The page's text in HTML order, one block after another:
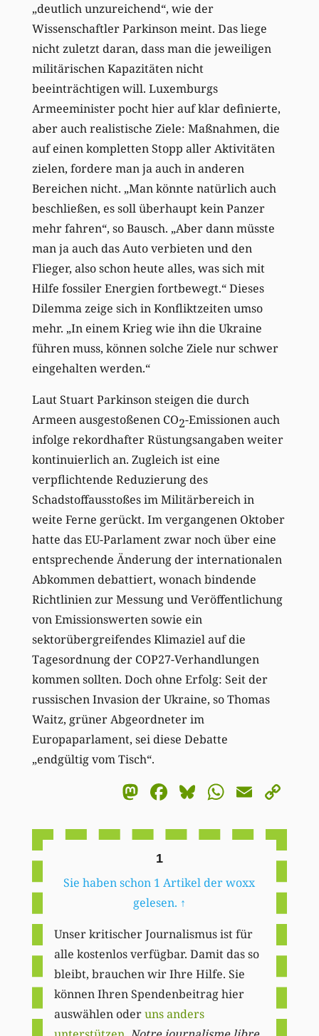
„deutlich unzureichend“, wie der
Wissenschaftler Parkinson meint. Das liege
nicht zuletzt daran, dass man die jeweiligen
militärischen Kapazitäten nicht
beeinträchtigen will. Luxemburgs
Armeeminister pocht hier auf klar definierte,
aber auch realistische Ziele: Maßnahmen, die
auf einen kompletten Stopp aller Aktivitäten
zielen, fordere man ja auch in anderen
Bereichen nicht. „Man könnte natürlich auch
beschließen, es soll überhaupt kein Panzer
mehr fahren“, so Bausch. „Aber dann müsste
man ja auch das Auto verbieten und den
Flieger, also schon heute alles, was sich mit
Hilfe fossiler Energien fortbewegt.“ Dieses
Dilemma zeige sich in Konfliktzeiten umso
mehr. „In einem Krieg wie ihn die Ukraine
führen muss, können solche Ziele nur schwer
eingehalten werden.“
Laut Stuart Parkinson steigen die durch
Armeen ausgestoßenen CO2-Emissionen auch
infolge rekordhafter Rüstungsangaben weiter
kontinuierlich an. Zugleich ist eine
verpflichtende Reduzierung des
Schadstoffausstoßes im Militärbereich in
weite Ferne gerückt. Im vergangenen Oktober
hatte das EU-Parlament zwar noch über eine
entsprechende Änderung der internationalen
Abkommen debattiert, wonach bindende
Richtlinien zur Messung und Veröffentlichung
von Emissionswerten sowie ein
sektorübergreifendes Klimaziel auf die
Tagesordnung der COP27-Verhandlungen
kommen sollten. Doch ohne Erfolg: Seit der
russischen Invasion der Ukraine, so Thomas
Waitz, grüner Abgeordneter im
Europaparlament, sei diese Debatte
„endgültig vom Tisch“.
Mastodon
Facebook
BlueskyEmail
1
Sie haben schon 1 Artikel der woxx
gelesen. ↑
Unser kritischer Journalismus ist für
alle kostenlos verfügbar. Damit das so
bleibt, brauchen wir Ihre Hilfe. Sie
können Ihren Spendenbeitrag hier
auswählen oderuns anders